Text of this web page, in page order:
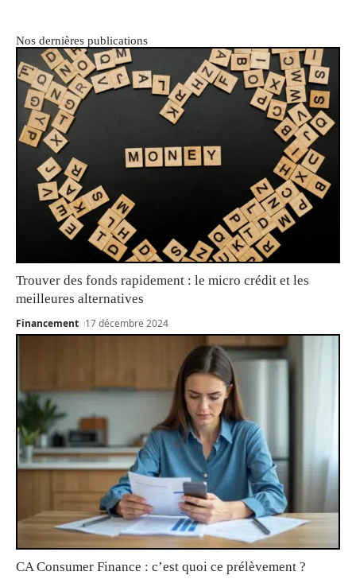
Nos dernières publications
Trouver des fonds rapidement : le micro crédit et les
meilleures alternatives
Financement 17 décembre 2024
CA Consumer Finance : c’est quoi ce prélèvement ?